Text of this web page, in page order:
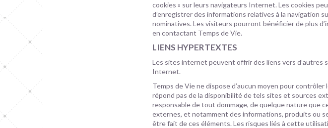
cookies » sur leurs navigateurs Internet. Les cookies
d’enregistrer des informations relatives à la navigation
nominatives. Les visiteurs pourront bénéficier de plus
en contactant Temps de Vie.
LIENS HYPERTEXTES
Les sites internet peuvent offrir des liens vers d’autres
Internet.
Temps de Vie ne dispose d’aucun moyen pour
répond pas de la disponibilité de tels sites et sources
responsable de tout dommage, de quelque nature que
externes, et notamment des informations, produits ou
être fait de ces éléments. Les risques liés à cette